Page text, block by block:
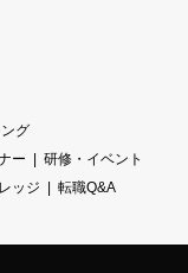
グ
ー
研修・イベント
ッジ 転職Q&A